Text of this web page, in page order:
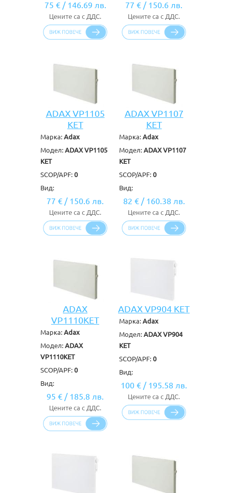
75 €/ 146.69 лв.
Цените са с ДДС.
77 € / 150.6 лв.
Цените са с ДДС.
ADAX VP1105
KET
Марка: Adax
Модел: ADAX VP1105
KET
SCOP/APF: 0
Вид:
77 € / 150.6 лв.
Цените са с ДДС.
ADAX VP1107
KET
Марка: Adax
Модел: ADAX VP1107
KET
SCOP/APF: 0
Вид:
82 €/ 160.38 лв.
Цените са с ДДС.
ADAX
VP1110KET
Марка: Adax
Модел: ADAX
VP1110KET
SCOP/APF: 0
Вид:
95 € / 185.8 лв.
Цените са с ДДС.
ADAX VP904 KET
Марка: Adax
Модел: ADAX VP904
KET
SCOP/APF: 0
Вид:
100 € / 195.58 лв.
Цените са с ДДС.